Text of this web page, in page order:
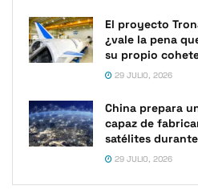
El proyecto
¿vale la pena
su propio
29 JULIO, 2026
China prepara
capaz de
satélites
29 JULIO, 2026